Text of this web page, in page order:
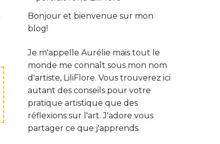
Bonjour et bienvenue sur mon
blog!
Je m'appelle Aurélie mais tout le
monde me connaît sous mon nom
d'artiste, LiliFlore. Vous trouverez ici
autant des conseils pour votre
pratique artistique que des
réflexions sur l'art. J'adore vous
partager ce que j'apprends.